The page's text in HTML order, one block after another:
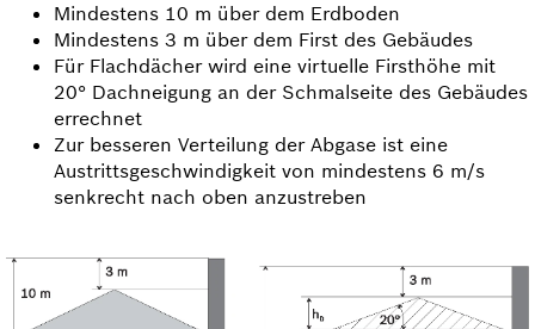
Mindestens 10 m über dem Erdboden
Mindestens 3 m über dem First des Gebäudes
Für Flachdächer wird eine virtuelle Firsthöhe mit
20° Dachneigung an der Schmalseite des Gebäudes
errechnet
Zur besseren Verteilung der Abgase ist eine
Austritts­geschwindigkeit von mindestens 6 m/s
senkrecht nach oben anzustreben